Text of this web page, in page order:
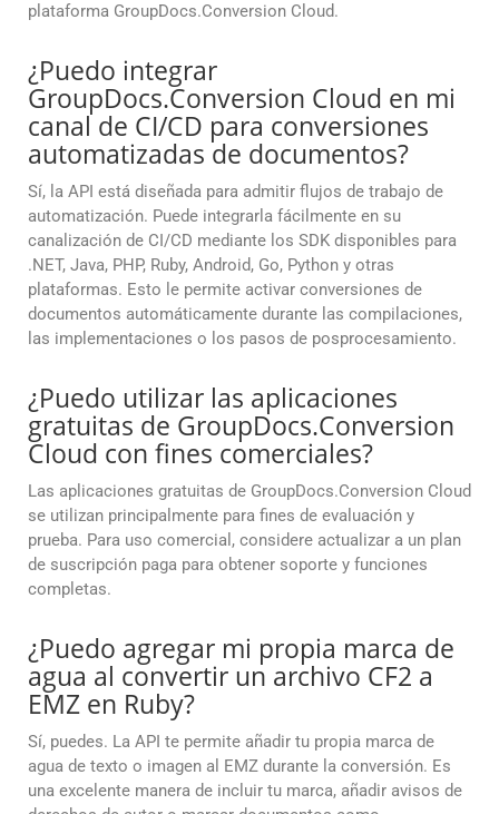
plataforma GroupDocs.Conversion Cloud.
¿Puedo integrar
GroupDocs.Conversion Cloud en mi
canal de CI/CD para conversiones
automatizadas de documentos?
Sí, la API está diseñada para admitir flujos de trabajo de
automatización. Puede integrarla fácilmente en su
canalización de CI/CD mediante los SDK disponibles para
.NET, Java, PHP, Ruby, Android, Go, Python y otras
plataformas. Esto le permite activar conversiones de
documentos automáticamente durante las compilaciones,
las implementaciones o los pasos de posprocesamiento.
¿Puedo utilizar las aplicaciones
gratuitas de GroupDocs.Conversion
Cloud con fines comerciales?
Las aplicaciones gratuitas de GroupDocs.Conversion Cloud
se utilizan principalmente para fines de evaluación y
prueba. Para uso comercial, considere actualizar a un plan
de suscripción paga para obtener soporte y funciones
completas.
¿Puedo agregar mi propia marca de
agua al convertir un archivo CF2 a
EMZ en Ruby?
Sí, puedes. La API te permite añadir tu propia marca de
agua de texto o imagen al EMZ durante la conversión. Es
una excelente manera de incluir tu marca, añadir avisos de